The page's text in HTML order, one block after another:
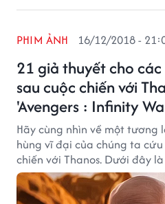
21 giả thuyết cho
sau cuộc chiến với
'Avengers : Infinity
PHIM ẢNH 16/12/2018 -
Hãy cùng nhìn về một tương
hùng vĩ đại của chúng ta
chiến với Thanos. Dưới đây
ra bởi fan hâm mộ dành
sót sau cái bùng tay của